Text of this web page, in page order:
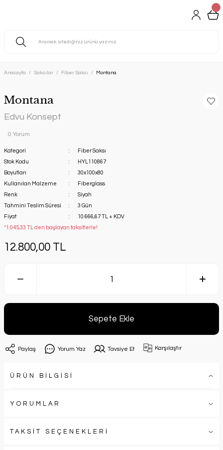
Anasayfa Saksılar Fiber Saksı Montana
Montana
Edvu Konsept
0 Yorum
Kategori
Fiber Saksı
Stok Kodu
HYL110867
Boyutları
30x100x80
Kullanılan Malzeme
Fiberglass
Renk
Siyah
Tahmini Teslim Süresi
3 Gün
Fiyat
10.666,67 TL + KDV
*1.045,33 TL den başlayan taksitlerle!
12.800,00 TL
Sepete Ekle
Paylaş Yorum Yaz Tavsiye Et Karşılaştır
ÜRÜN BİLGİSİ
YORUMLAR
TAKSİT SEÇENEKLERİ